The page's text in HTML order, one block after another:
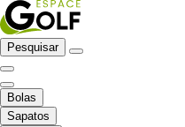
Pesquisar
Bolas
Sapatos